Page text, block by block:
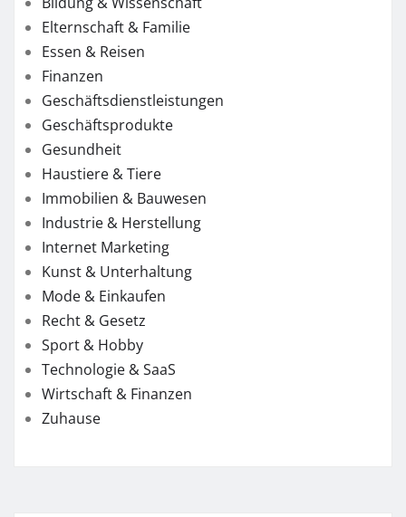
Elternschaft & Familie
Essen & Reisen
Finanzen
Geschäftsdienstleistungen
Geschäftsprodukte
Gesundheit
Haustiere & Tiere
Immobilien & Bauwesen
Industrie & Herstellung
Internet Marketing
Kunst & Unterhaltung
Mode & Einkaufen
Recht & Gesetz
Sport & Hobby
Technologie & SaaS
Wirtschaft & Finanzen
Zuhause